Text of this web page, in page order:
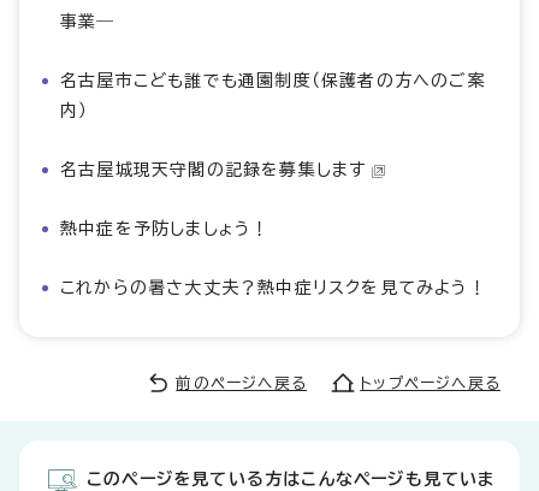
事業―
名古屋市こども誰でも通園制度（保護者の方へのご案
内）
名古屋城現天守閣の記録を募集します
熱中症を予防しましょう！
これからの暑さ大丈夫？熱中症リスクを見てみよう！
前のページへ戻る トップページへ戻る
このページを見ている方はこんなページも見ていま